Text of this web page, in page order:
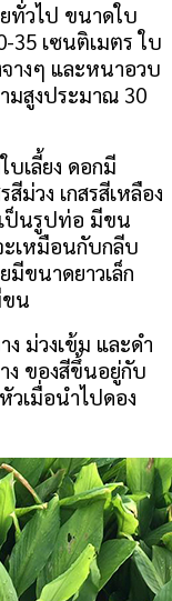
ทั่วไป ขนาดใบ
35 เซนติเมตร ใบ
างๆ และหนาอวบ
มสูงประมาณ 30
เลี้ยง ดอกมี
ม่วง เกสรสีเหลือง
ป็นรูปท่อ มีขน
ะเหมือนกับกลีบ
มีขนาดยาวเล็ก
ขน
ม่วงเข้ม และดำ
ง ของสีขึ้นอยู่กับ
วเมื่อนำไปดอง